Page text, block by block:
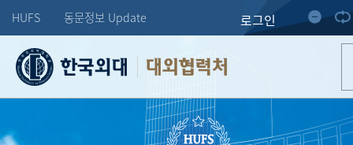
HUFS 동문정보 Update 로그인
대외협력처